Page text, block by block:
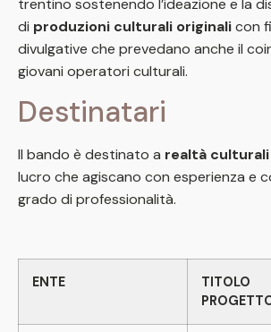
trentino sostenendo l’ideazione e la
di produzioni culturali originalicon
divulgative che prevedano anche il
giovani operatori culturali.
Destinatari
Il bando è destinato a realtà culturali
lucro che agiscano con esperienza e
grado di professionalità.
ENTE
TITOLO